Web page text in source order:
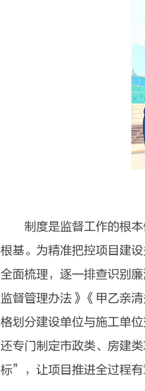
制度是监督工作的根本
根基。为精准把控项目建
全面梳理，逐一排查识别
监督管理办法》《甲乙亲
格划分建设单位与施工单
还专门制定市政类、房建
标”，让项目推进全过程有